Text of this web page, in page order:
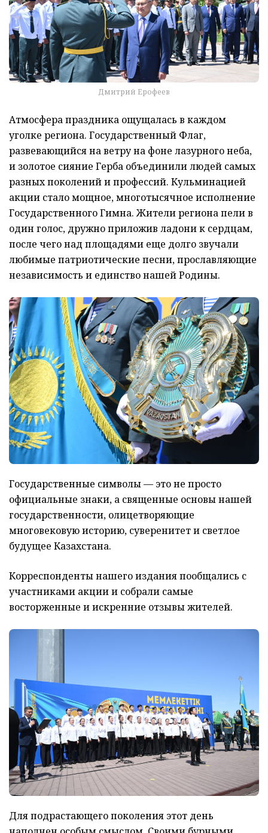
Дмитрий Ерофеев
Атмосфера праздника ощущалась в каждом
уголке региона. Государственный Флаг,
развевающийся на ветру на фоне лазурного неба,
и золотое сияние Герба объединили людей самых
разных поколений и профессий. Кульминацией
акции стало мощное, многотысячное исполнение
Государственного Гимна. Жители региона пели в
один голос, дружно приложив ладони к сердцам,
после чего над площадями еще долго звучали
любимые патриотические песни, прославляющие
независимость и единство нашей Родины.
Государственные символы — это не просто
официальные знаки, а священные основы нашей
государственности, олицетворяющие
многовековую историю, суверенитет и светлое
будущее Казахстана.
Корреспонденты нашего издания пообщались с
участниками акции и собрали самые
восторженные и искренние отзывы жителей.
Для подрастающего поколения этот день